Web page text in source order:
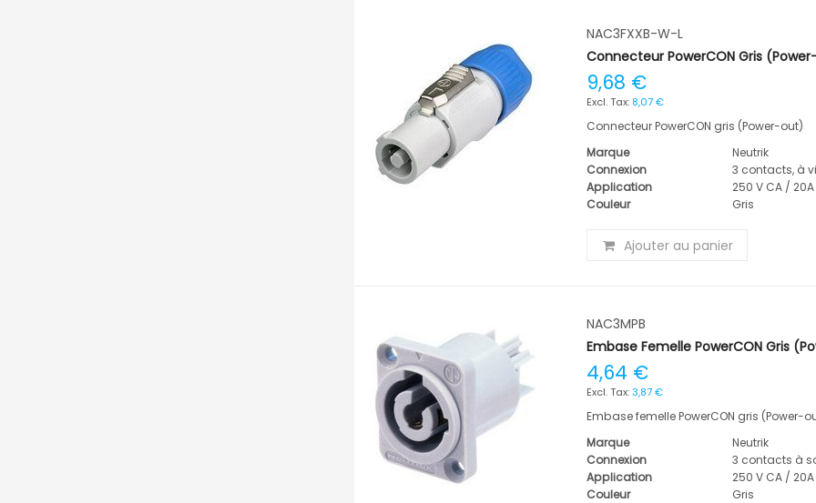
NAC3FXXB-W-L
Connecteur PowerCON Gris
9,68 €
8,07 €
Connecteur PowerCON gris (Power-out)
Marque
Neutrik
Connexion
3 contacts, à
Application
250 V CA / 20A
Couleur
Gris
Ajouter au panier
NAC3MPB
Embase Femelle PowerCON Gris
4,64 €
3,87 €
Embase femelle PowerCON gris (Power-
Marque
Neutrik
Connexion
3 contacts à
Application
250 V CA / 20A
Couleur
Gris